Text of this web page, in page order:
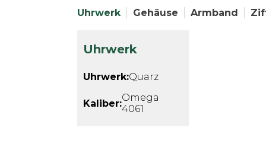
Uhrwerk Gehäuse Armband
Uhrwerk
Uhrwerk:Quarz
Kaliber:Omega
4061